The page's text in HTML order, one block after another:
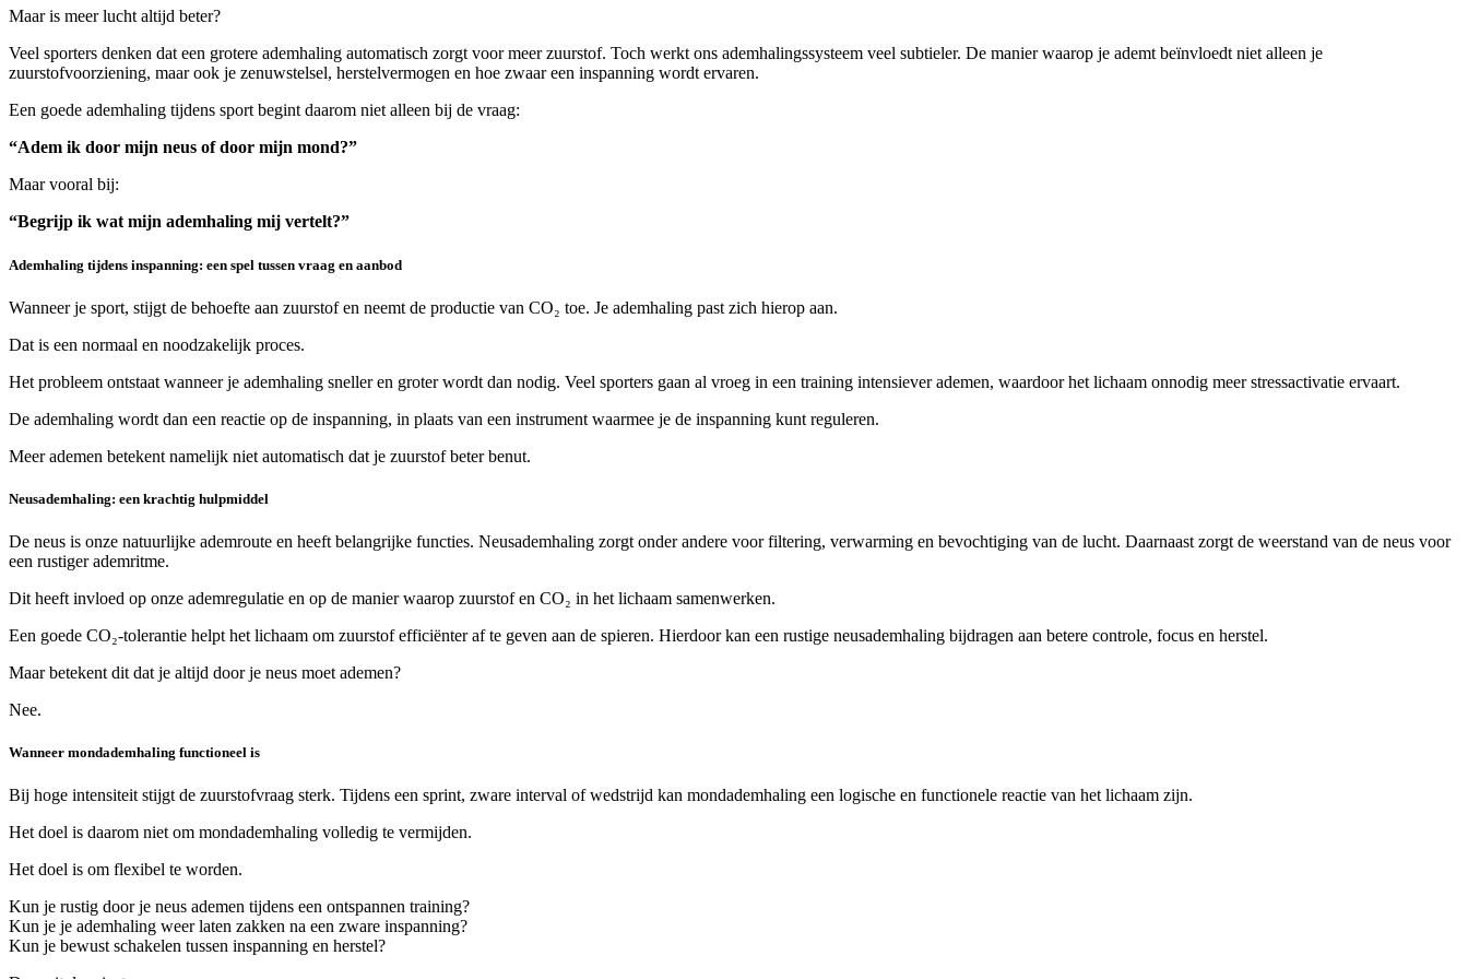
Maar is meer lucht altijd beter?
Veel sporters denken dat een grotere ademhaling automatisch zorgt voor meer zuurstof. Toch werkt ons ademhalingssysteem veel subtieler. De manier waarop je ademt beïnvloedt niet alleen je
zuurstofvoorziening, maar ook je zenuwstelsel, herstelvermogen en hoe zwaar een inspanning wordt ervaren.
Een goede ademhaling tijdens sport begint daarom niet alleen bij de vraag:
“Adem ik door mijn neus of door mijn mond?”
Maar vooral bij:
“Begrijp ik wat mijn ademhaling mij vertelt?”
Ademhaling tijdens inspanning: een spel tussen vraag en aanbod
Wanneer je sport, stijgt de behoefte aan zuurstof en neemt de productie van CO₂ toe. Je ademhaling past zich hierop aan.
Dat is een normaal en noodzakelijk proces.
Het probleem ontstaat wanneer je ademhaling sneller en groter wordt dan nodig. Veel sporters gaan al vroeg in een training intensiever ademen, waardoor het lichaam onnodig meer stressactivatie ervaart.
De ademhaling wordt dan een reactie op de inspanning, in plaats van een instrument waarmee je de inspanning kunt reguleren.
Meer ademen betekent namelijk niet automatisch dat je zuurstof beter benut.
Neusademhaling: een krachtig hulpmiddel
De neus is onze natuurlijke ademroute en heeft belangrijke functies. Neusademhaling zorgt onder andere voor filtering, verwarming en bevochtiging van de lucht. Daarnaast zorgt de weerstand van de neus voor
een rustiger ademritme.
Dit heeft invloed op onze ademregulatie en op de manier waarop zuurstof en CO₂ in het lichaam samenwerken.
Een goede CO₂-tolerantie helpt het lichaam om zuurstof efficiënter af te geven aan de spieren. Hierdoor kan een rustige neusademhaling bijdragen aan betere controle, focus en herstel.
Maar betekent dit dat je altijd door je neus moet ademen?
Nee.
Wanneer mondademhaling functioneel is
Bij hoge intensiteit stijgt de zuurstofvraag sterk. Tijdens een sprint, zware interval of wedstrijd kan mondademhaling een logische en functionele reactie van het lichaam zijn.
Het doel is daarom niet om mondademhaling volledig te vermijden.
Het doel is om flexibel te worden.
Kun je rustig door je neus ademen tijdens een ontspannen training?
Kun je je ademhaling weer laten zakken na een zware inspanning?
Kun je bewust schakelen tussen inspanning en herstel?